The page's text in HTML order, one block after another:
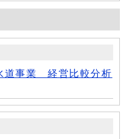
事業 経営比較分析